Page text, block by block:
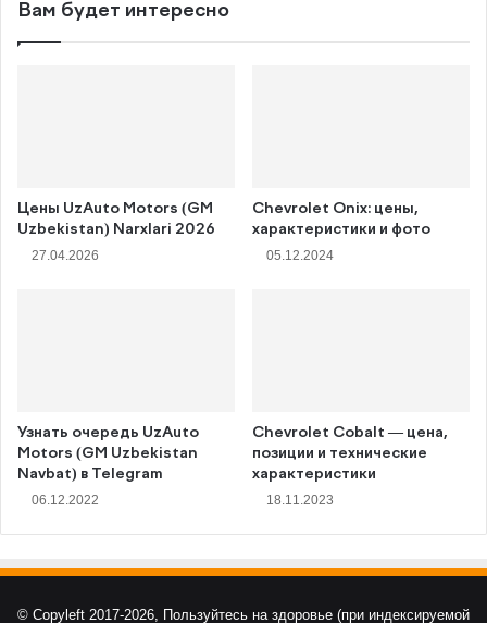
Вам будет интересно
Цены UzAuto Motors (GM
Uzbekistan) Narxlari 2026
27.04.2026
Chevrolet Onix: цены,
характеристики и фото
05.12.2024
Узнать очередь UzAuto
Motors (GM Uzbekistan
Navbat) в Telegram
06.12.2022
Chevrolet Cobalt — цена,
позиции и технические
характеристики
18.11.2023
© Copyleft 2017-2026, Пользуйтесь на здоровье (при индексируемой